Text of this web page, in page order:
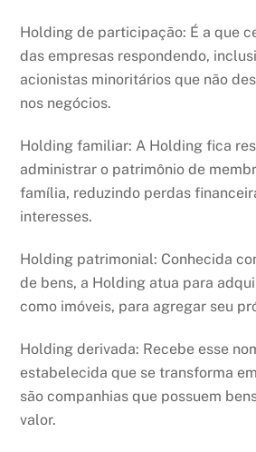
Holding de participação: É a que
das empresas respondendo,
acionistas minoritários que não
nos negócios.
Holding familiar: A Holding fica
administrar o patrimônio de
família, reduzindo perdas
interesses.
Holding patrimonial: Conhecida
de bens, a Holding atua para
como imóveis, para agregar seu
Holding derivada: Recebe esse
estabelecida que se transforma
são companhias que possuem
valor.